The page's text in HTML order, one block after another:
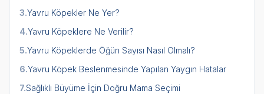
3.Yavru Köpekler Ne Yer?
4.Yavru Köpeklere Ne Verilir?
5.Yavru Köpeklerde Öğün Sayısı Nasıl Olmalı?
6.Yavru Köpek Beslenmesinde Yapılan Yaygın Hatalar
7.Sağlıklı Büyüme İçin Doğru Mama Seçimi